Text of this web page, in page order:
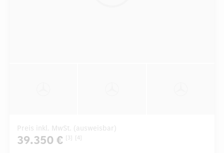
Preis inkl. MwSt. (ausweisbar)
39.350 € [3] [4]